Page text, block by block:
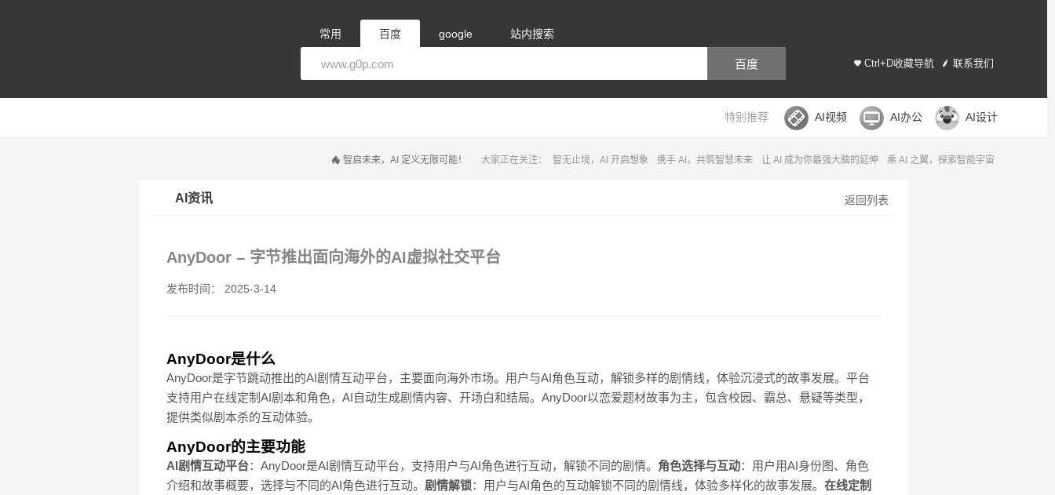
常用 百度 google 站内搜索
Ctrl+D收藏导航 联系我们
百度
特别推荐 AI视频 AI办公 AI设计
大家正在关注： 智无止境，AI 开启想象 携手 AI，共筑智慧未来 让 AI 成为你最强大脑的延伸 乘 AI 之翼，探索智能宇宙
智启未来，AI 定义无限可能！
返回列表
AI资讯
AnyDoor – 字节推出面向海外的AI虚拟社交平台
发布时间： 2025-3-14
AnyDoor是什么
AnyDoor是字节跳动推出的AI剧情互动平台，主要面向海外市场。用户与AI角色互动，解锁多样的剧情线，体验沉浸式的故事发展。平台
支持用户在线定制AI剧本和角色，AI自动生成剧情内容、开场白和结局。AnyDoor以恋爱题材故事为主，包含校园、霸总、悬疑等类型，
提供类似剧本杀的互动体验。
AnyDoor的主要功能
AI剧情互动平台：AnyDoor是AI剧情互动平台，支持用户与AI角色进行互动，解锁不同的剧情。 角色选择与互动：用户用AI身份图、角色
介绍和故事概要，选择与不同的AI角色进行互动。 剧情解锁：用户与AI角色的互动解锁不同的剧情线，体验多样化的故事发展。 在线定制